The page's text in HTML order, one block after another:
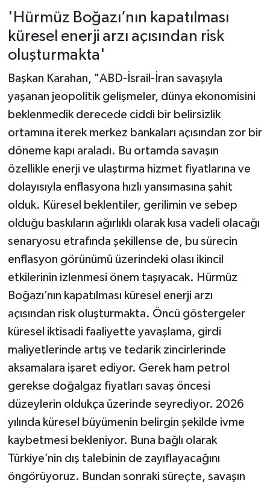
'Hürmüz Boğazı’nın kapatılması
küresel enerji arzı açısından risk
oluşturmakta'
Başkan Karahan, "ABD-İsrail-İran savaşıyla
yaşanan jeopolitik gelişmeler, dünya ekonomisini
beklenmedik derecede ciddi bir belirsizlik
ortamına iterek merkez bankaları açısından zor bir
döneme kapı araladı. Bu ortamda savaşın
özellikle enerji ve ulaştırma hizmet fiyatlarına ve
dolayısıyla enflasyona hızlı yansımasına şahit
olduk. Küresel beklentiler, gerilimin ve sebep
olduğu baskıların ağırlıklı olarak kısa vadeli olacağı
senaryosu etrafında şekillense de, bu sürecin
enflasyon görünümü üzerindeki olası ikincil
etkilerinin izlenmesi önem taşıyacak. Hürmüz
Boğazı’nın kapatılması küresel enerji arzı
açısından risk oluşturmakta. Öncü göstergeler
küresel iktisadi faaliyette yavaşlama, girdi
maliyetlerinde artış ve tedarik zincirlerinde
aksamalara işaret ediyor. Gerek ham petrol
gerekse doğalgaz fiyatları savaş öncesi
düzeylerin oldukça üzerinde seyrediyor. 2026
yılında küresel büyümenin belirgin şekilde ivme
kaybetmesi bekleniyor. Buna bağlı olarak
Türkiye’nin dış talebinin de zayıflayacağını
öngörüyoruz. Bundan sonraki süreçte, savaşın